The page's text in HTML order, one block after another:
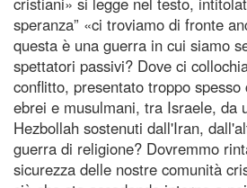
speranza” «ci troviamo di fronte
questa è una guerra in cui siamo
spettatori passivi? Dove ci
conflitto, presentato troppo
ebrei e musulmani, tra Israele, da
Hezbollah sostenuti dall'Iran,
guerra di religione? Dovremmo
sicurezza delle nostre comunità